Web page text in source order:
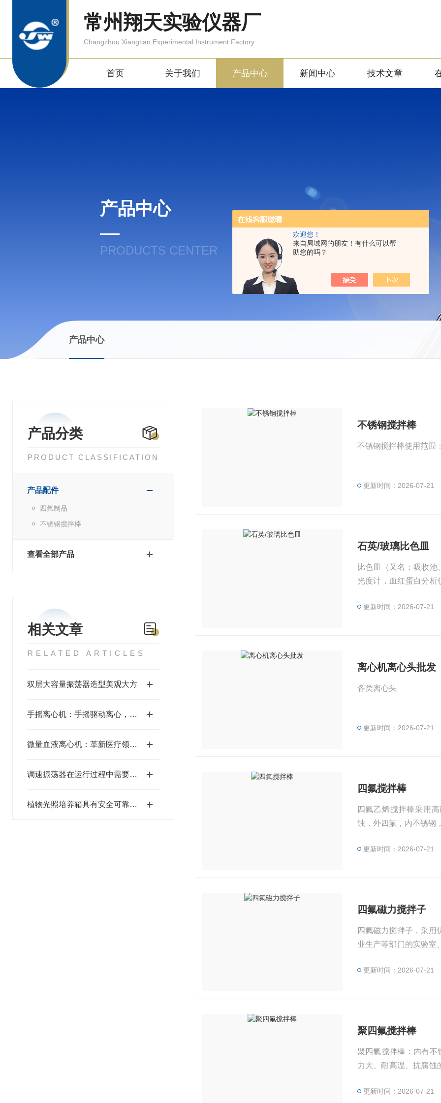
欢迎您！
来自局域网的朋友！有什么可以帮
助您的吗？
常州翔天实验仪器厂
Changzhou Xiangtian Experimental Instrument Factory
首页 关于我们 产品中心 新闻中心 技术文章
产品中心
PRODUCTS CENTER
产品中心
产品分类
PRODUCT CLASSIFICATION
产品配件
四氟制品
不锈钢搅拌棒
查看全部产品
相关文章
RELATED ARTICLES
双层大容量振荡器造型美观大方
手摇离心机：手摇驱动离心，适配应急快速分离场景
微量血液离心机：革新医疗领域的关键技术
调速振荡器在运行过程中需要注意哪些安全事项？
植物光照培养箱具有安全可靠特点
不锈钢搅拌棒
不锈钢搅拌棒使用范围
更新时间：2026-07-21
石英/玻璃比色皿
比色皿（又名：吸收
光度计，血红蛋白分
用。
更新时间：2026-07-21
离心机离心头批发
各类离心头
更新时间：2026-07-21
四氟搅拌棒
四氟乙烯搅拌棒采用
蚀，外四氟，内不锈钢
更新时间：2026-07-21
四氟磁力搅拌子
四氟磁力搅拌子，采
业生产等部门的实验室
更新时间：2026-07-21
聚四氟搅拌棒
聚四氟搅拌棒：内有
力大、耐高温、抗腐蚀
非常的方便。
更新时间：2026-07-21